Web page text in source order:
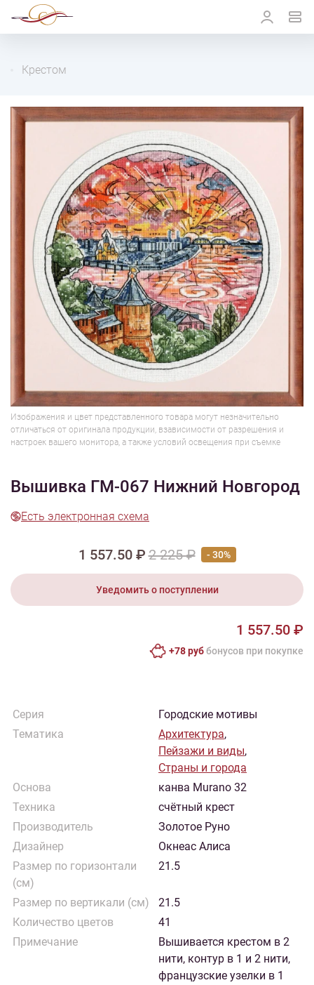
Крестом
1/8
Смотреть видео - обзор
Изображения и цвет представленного товара могут незначительно
отличаться от оригинала продукции, взависимости от разрешения и
настроек вашего монитора, а также условий освещения при съемке
Вышивка ГМ-067 Нижний Новгород
Есть электронная схема
1 557.50 ₽2 225 ₽ - 30%
Уведомить о поступлении
1 557.50 ₽
+78 руббонусов при покупке
Серия
Городские мотивы
Тематика
Архитектура,
Пейзажи и виды,
Страны и города
Основа
канва Murano 32
Техника
счётный крест
Производитель
Золотое Руно
Дизайнер
Окнеас Алиса
Размер по горизонтали
(см)
21.5
Размер по вертикали (см)
21.5
Количество цветов
41
Примечание
Вышивается крестом в 2
нити, контур в 1 и 2 нити,
французские узелки в 1